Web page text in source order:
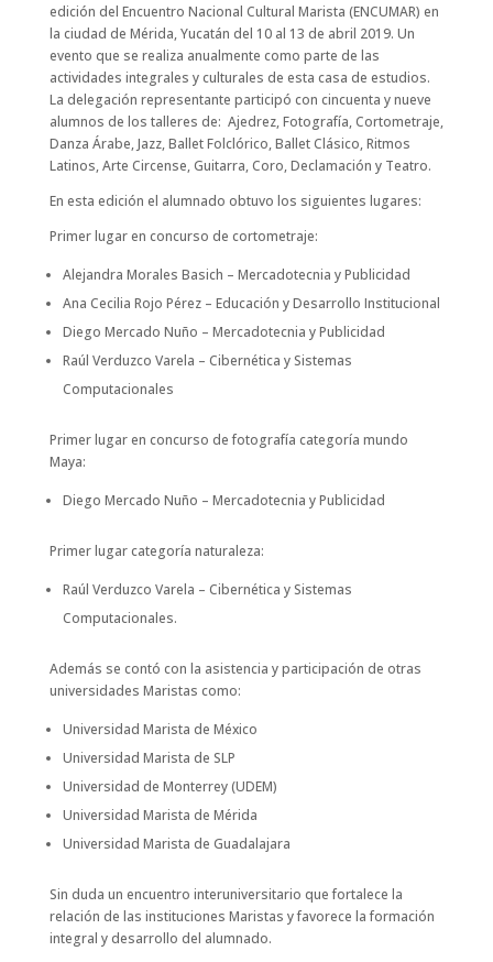
edición del Encuentro Nacional Cultural Marista (ENCUMAR) en
la ciudad de Mérida, Yucatán del 10 al 13 de abril 2019. Un
evento que se realiza anualmente como parte de las
actividades integrales y culturales de esta casa de estudios.
La delegación representante participó con cincuenta y nueve
alumnos de los talleres de: Ajedrez, Fotografía, Cortometraje,
Danza Árabe, Jazz, Ballet Folclórico, Ballet Clásico, Ritmos
Latinos, Arte Circense, Guitarra, Coro, Declamación y Teatro.
En esta edición el alumnado obtuvo los siguientes lugares:
Primer lugar en concurso de cortometraje:
Alejandra Morales Basich – Mercadotecnia y Publicidad
Ana Cecilia Rojo Pérez – Educación y Desarrollo Institucional
Diego Mercado Nuño – Mercadotecnia y Publicidad
Raúl Verduzco Varela – Cibernética y Sistemas
Computacionales
Primer lugar en concurso de fotografía categoría mundo
Maya:
Diego Mercado Nuño – Mercadotecnia y Publicidad
Primer lugar categoría naturaleza:
Raúl Verduzco Varela – Cibernética y Sistemas
Computacionales.
Además se contó con la asistencia y participación de otras
universidades Maristas como:
Universidad Marista de México
Universidad Marista de SLP
Universidad de Monterrey (UDEM)
Universidad Marista de Mérida
Universidad Marista de Guadalajara
Sin duda un encuentro interuniversitario que fortalece la
relación de las instituciones Maristas y favorece la formación
integral y desarrollo del alumnado.